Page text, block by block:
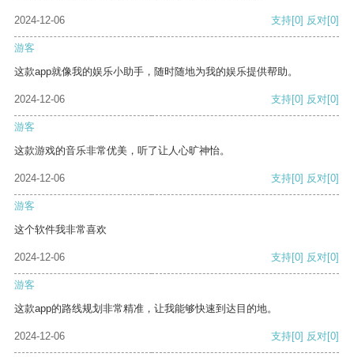
2024-12-06 支持[0] 反对[0]
游客
这款app就像我的娱乐小助手，随时随地为我的娱乐提供帮助。
2024-12-06 支持[0] 反对[0]
游客
这款游戏的音乐非常优美，听了让人心旷神怡。
2024-12-06 支持[0] 反对[0]
游客
这个软件我非常喜欢
2024-12-06 支持[0] 反对[0]
游客
这款app的路线规划非常精准，让我能够快速到达目的地。
2024-12-06 支持[0] 反对[0]